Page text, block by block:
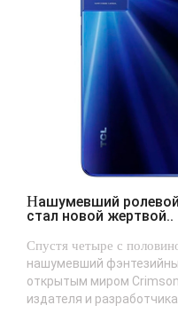
Нашумевший ролевой боевик Crimson Desert
стал новой жертвой..
Спустя четыре с
нашумевший
открытым миром
издателя и